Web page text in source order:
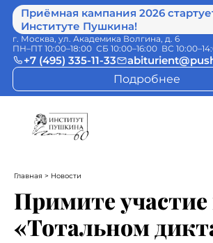
Приёмная кампания 2026
Институте Пушкина!
г. Москва, ул. Академика Волгина, д. 6
ПН–ПТ 10:00–18:00 СБ 10:00–16:00 ВС
+7 (495) 335-11-33
Подробнее
Главная > Новости
Примите участие
«Тотальном